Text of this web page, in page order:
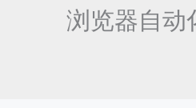
浏览器自动